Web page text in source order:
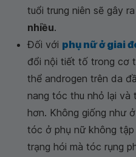
tuổi trung niên sẽ gây
nhiều.
Đối với phụ nữ ở giai
đổi nội tiết tố trong cơ
thể androgen trên da
nang tóc thu nhỏ lại và
hơn. Không giống như
tóc ở phụ nữ không
trạng hói mà tóc rụng